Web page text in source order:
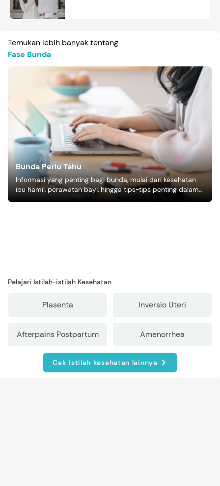
Temukan lebih banyak tentang
Fase Bunda
Bunda Perlu Tahu
Informasi yang penting bagi bunda, mulai dari kesehatan
ibu hamil, perawatan bayi, hingga tips-tips penting dalam
Pelajari Istilah-istilah Kesehatan
Plasenta Inversio Uteri
Afterpains Postpartum Amenorrhea
Cek istilah kesehatan lainnya